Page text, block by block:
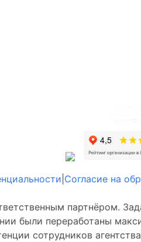
Согласие на
партнёром.
были переработаны
сотрудников